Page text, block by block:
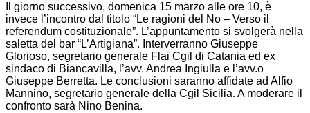
Il giorno successivo, domenica 15 marzo alle ore 10, è
invece l’incontro dal titolo “Le ragioni del No – Verso il
referendum costituzionale”. L’appuntamento si svolgerà nella
saletta del bar “L’Artigiana”. Interverranno Giuseppe
Glorioso, segretario generale Flai Cgil di Catania ed ex
sindaco di Biancavilla, l’avv. Andrea Ingiulla e l’avv.o
Giuseppe Berretta. Le conclusioni saranno affidate ad Alfio
Mannino, segretario generale della Cgil Sicilia. A moderare il
confronto sarà Nino Benina.